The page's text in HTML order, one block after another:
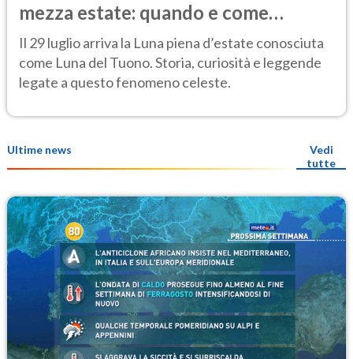
mezza estate: quando e come
osservarla
Il 29 luglio arriva la Luna piena d’estate conosciuta
come Luna del Tuono. Storia, curiosità e leggende
legate a questo fenomeno celeste.
Ultime news
Vedi
tutte